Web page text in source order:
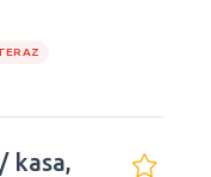
kasa,